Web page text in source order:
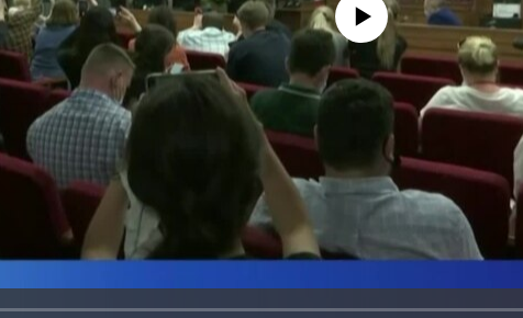
No media source currently available